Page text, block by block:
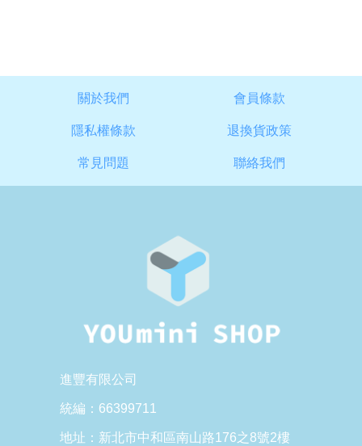
關於我們 會員條款
隱私權條款 退換貨政策
常見問題 聯絡我們
進豐有限公司
統編：66399711
地址：新北市中和區南山路176之8號2樓